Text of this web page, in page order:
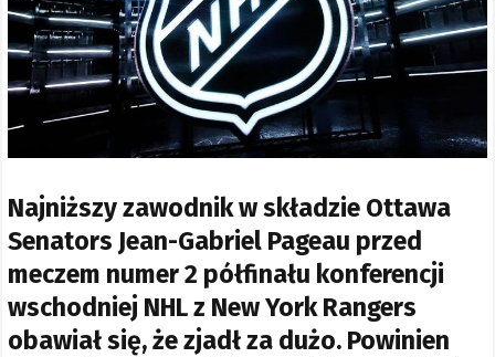
Najniższy zawodnik w składzie Ottawa
Senators Jean-Gabriel Pageau przed
meczem numer 2 półfinału konferencji
wschodniej NHL z New York Rangers
obawiał się, że zjadł za dużo. Powinien